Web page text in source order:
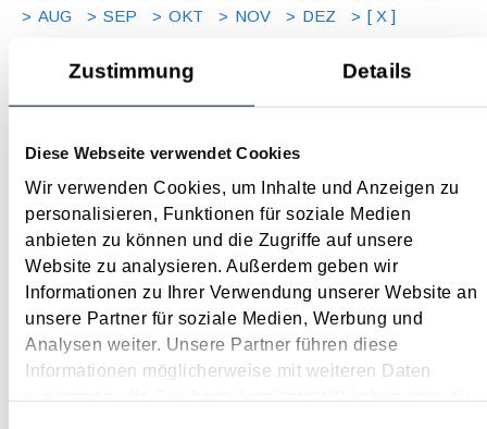
Zustimmung Details
Diese Webseite verwendet Cookies
Wir verwenden Cookies, um Inhalte und Anzeigen zu
personalisieren, Funktionen für soziale Medien
anbieten zu können und die Zugriffe auf unsere
Website zu analysieren. Außerdem geben wir
Informationen zu Ihrer Verwendung unserer Website an
unsere Partner für soziale Medien, Werbung und
Analysen weiter. Unsere Partner führen diese
Informationen möglicherweise mit weiteren Daten
zusammen, die Sie ihnen bereitgestellt haben oder die
AUG
SEP OKT NOV DEZ [ X ]
Nationalrat mit wichtigen Gesetzesbeschlüssen zum
Jahreswechsel
Januar 2024
Im Dezember 2023 hat der Nationalrat noch einige wichtige
Gesetze beschlossen, die Auswirkungen auf die Steuer und
auf das Wirtschaftsleben haben. Nachfolgend sind sie
überblickmäßig dargestellt. Start-up-Förderungsgesetz Das
von BMF und BMJ ins Leben gerufene...
Langtext
empfehlen drucken
Steuertermine 2024